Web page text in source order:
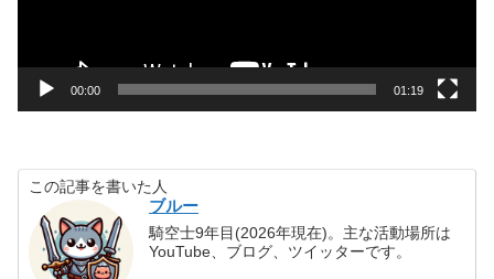
00:00 01:19
この記事を書いた人
ブルー
騎空士9年目(2026年現在)。主な活動場所は
YouTube、ブログ、ツイッターです。